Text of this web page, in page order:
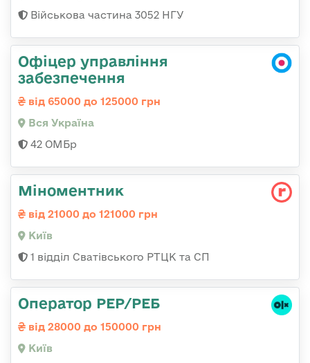
Військова частина 3052 НГУ
Офіцер управління
забезпечення
від 65000 до 125000 грн
Вся Україна
42 ОМБр
Міноментник
від 21000 до 121000 грн
Київ
1 відділ Сватівського РТЦК та СП
Оператор РЕР/РЕБ
від 28000 до 150000 грн
Київ